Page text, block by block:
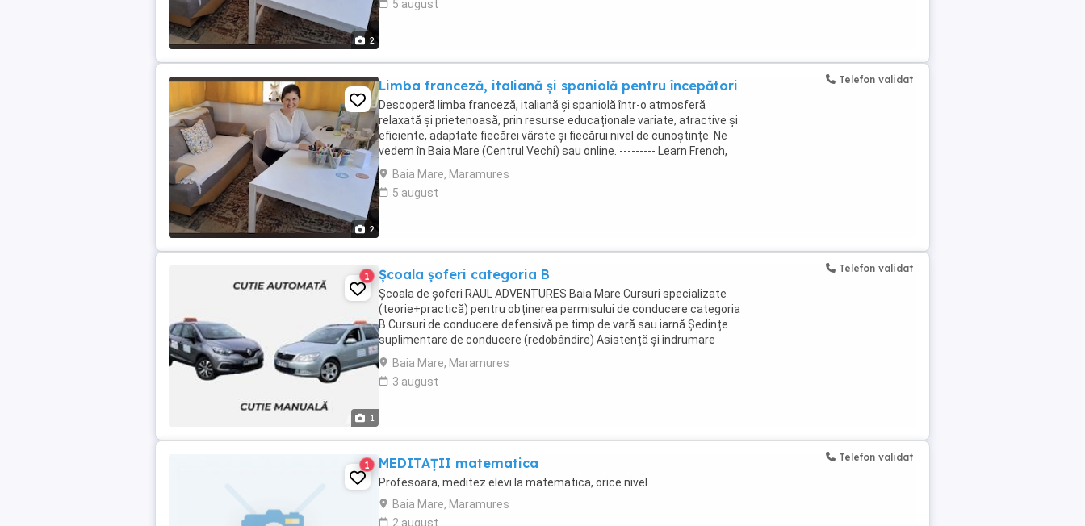
2
5 august
2
Limba franceză, italiană și spaniolă pentru începători
Descoperă limba franceză, italiană și spaniolă într-o atmosferă
relaxată și prietenoasă, prin resurse educaționale variate, atractive și
eficiente, adaptate fiecărei vârste și fiecărui nivel de cunoștințe. Ne
vedem în Baia Mare (Centrul Vechi) sau online. --------- Learn French,
Italian and Spanish ...
Baia Mare, Maramures
5 august
Telefon validat
1
1 Școala șoferi categoria B
Școala de șoferi RAUL ADVENTURES Baia Mare Cursuri specializate
(teorie+practică) pentru obținerea permisului de conducere categoria
B Cursuri de conducere defensivă pe timp de vară sau iarnă Ședințe
suplimentare de conducere (redobândire) Asistență și îndrumare
pentru completarea dosarului ...
Baia Mare, Maramures
3 august
Telefon validat
1 MEDITAȚII matematica
Profesoara, meditez elevi la matematica, orice nivel.
Baia Mare, Maramures
2 august
Telefon validat